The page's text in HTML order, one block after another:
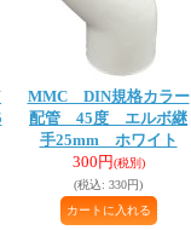
MMC DIN規格カラー
配管 45度 エルボ継
手25mm ホワイト
300円(税別)
(税込: 330円)